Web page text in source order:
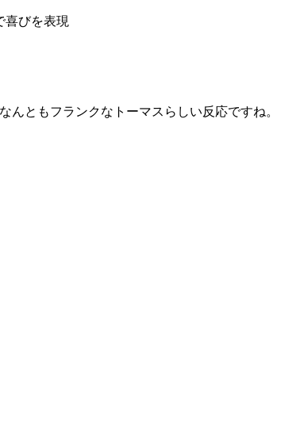
喜びを表現
ともフランクなトーマスらしい反応ですね。